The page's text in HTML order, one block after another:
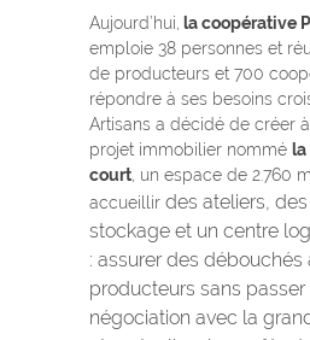
Aujourd’hui, la coopérative
emploie 38 personnes et
de producteurs et 700
répondre à ses besoins
Artisans a décidé de créer
projet immobilier nommé
court , un espace de 2.760
accueillir des ateliers,
stockage et un centre
: assurer des débouchés
producteurs sans passer
négociation avec la